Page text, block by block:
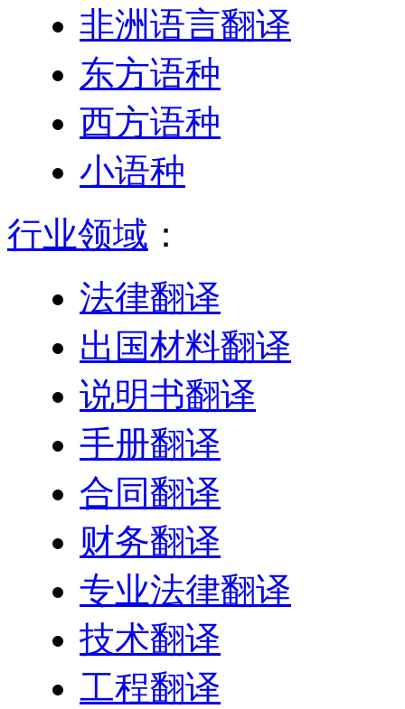
非洲语言翻译
东方语种
西方语种
小语种
行业领域 ：
法律翻译
出国材料翻译
说明书翻译
手册翻译
合同翻译
财务翻译
专业法律翻译
技术翻译
工程翻译